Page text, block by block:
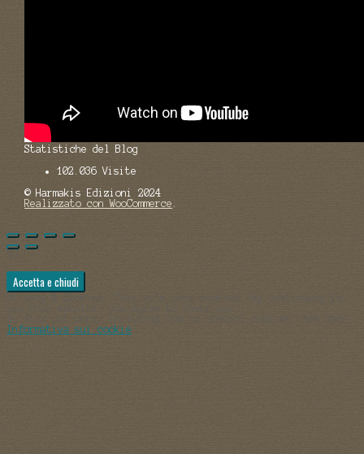
Statistiche del Blog
102.036 Visite
© Harmakis Edizioni 2024
Realizzato con WooCommerce
Informativa sui cookie